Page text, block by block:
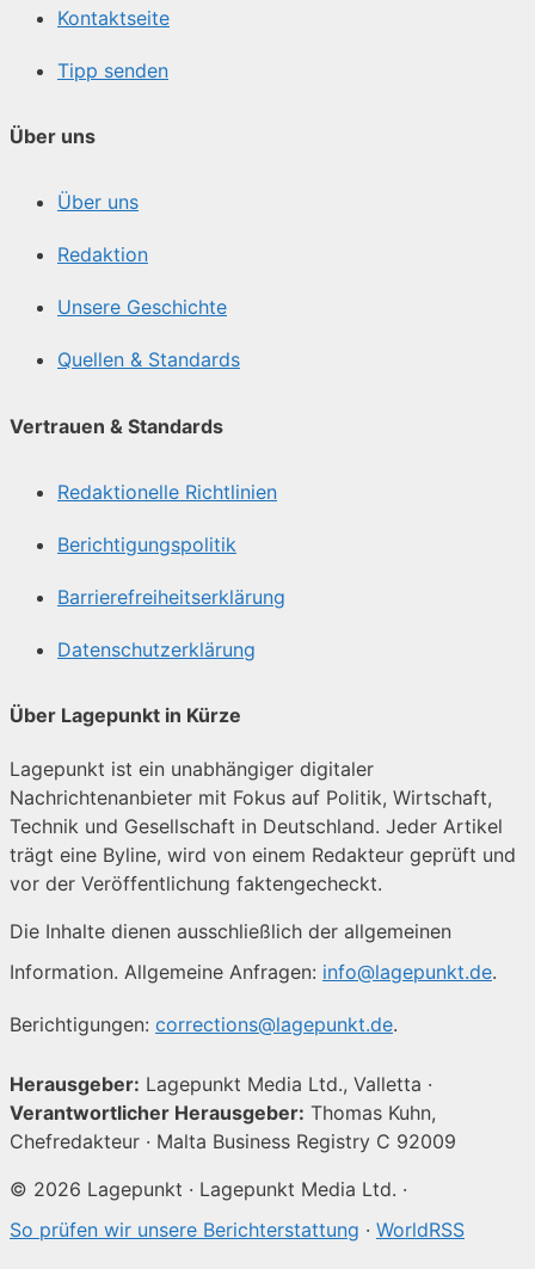
Kontaktseite
Tipp senden
Über uns
Über uns
Redaktion
Unsere Geschichte
Quellen & Standards
Vertrauen & Standards
Redaktionelle Richtlinien
Berichtigungspolitik
Barrierefreiheitserklärung
Datenschutzerklärung
Über Lagepunkt in Kürze
Lagepunkt ist ein unabhängiger digitaler
Nachrichtenanbieter mit Fokus auf Politik, Wirtschaft,
Technik und Gesellschaft in Deutschland. Jeder Artikel
trägt eine Byline, wird von einem Redakteur geprüft und
vor der Veröffentlichung faktengecheckt.
Die Inhalte dienen ausschließlich der allgemeinen
Information. Allgemeine Anfragen: info@lagepunkt.de.
Berichtigungen: corrections@lagepunkt.de.
Herausgeber: Lagepunkt Media Ltd., Valletta ·
Verantwortlicher Herausgeber: Thomas Kuhn,
Chefredakteur · Malta Business Registry C 92009
© 2026 Lagepunkt · Lagepunkt Media Ltd. ·
So prüfen wir unsere Berichterstattung · WorldRSS